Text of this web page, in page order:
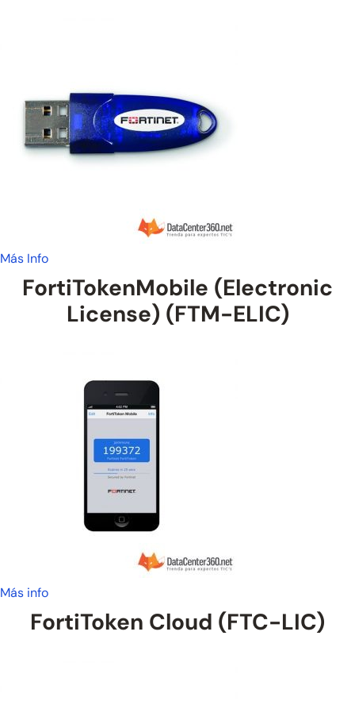
Más Info
FortiTokenMobile (Electronic
License) (FTM-ELIC)
Más info
FortiToken Cloud (FTC-LIC)